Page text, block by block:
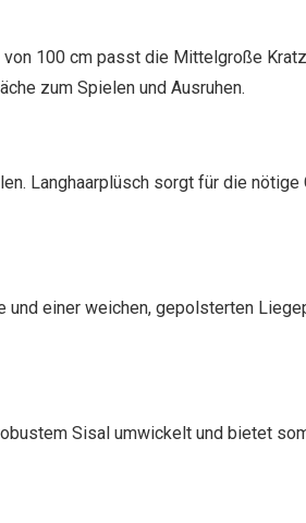
100 cm passt die Mittelgroße
zum Spielen und Ausruhen.
Langhaarplüsch sorgt für die
einer weichen, gepolsterten
Sisal umwickelt und bietet